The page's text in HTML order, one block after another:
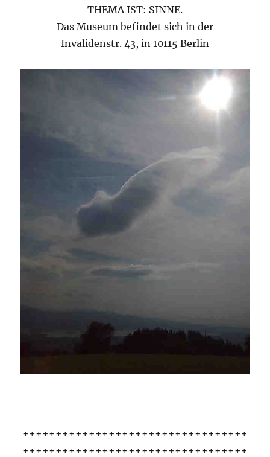
THEMA IST: SINNE.
Das Museum befindet sich in der
Invalidenstr. 43, in 10115 Berlin
++++++++++++++++++++++++++++++++++
++++++++++++++++++++++++++++++++++